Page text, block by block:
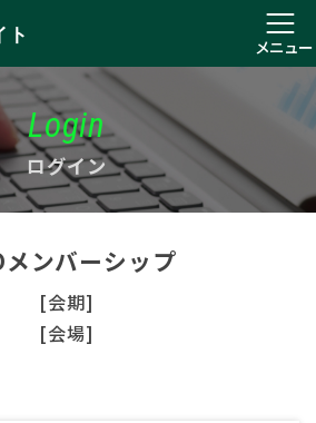
ト
メニュー
Login
ログイン
メンバーシップ
[会期]
[会場]